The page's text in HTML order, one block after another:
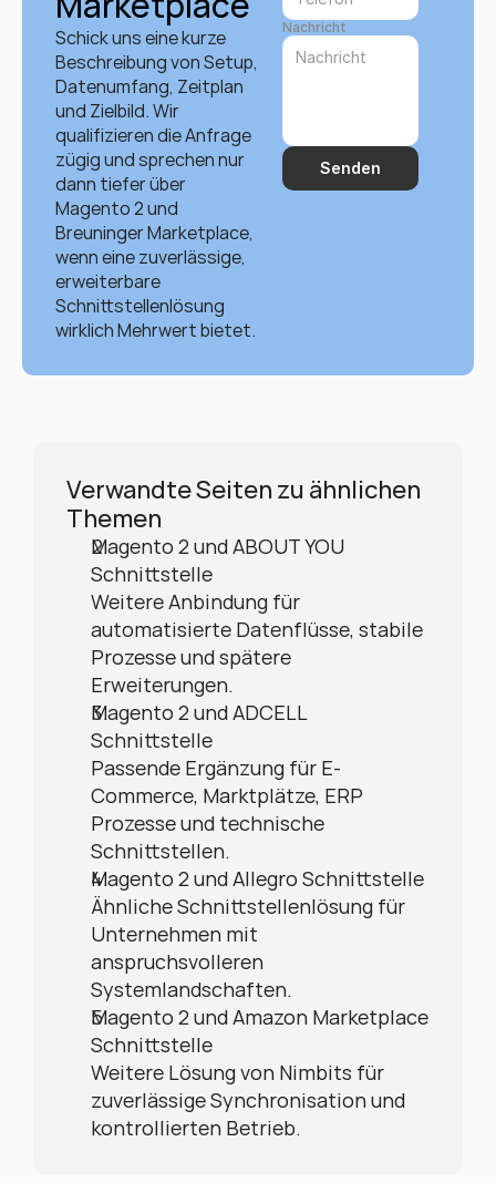
Schick uns eine kurze
Beschreibung von Setup,
Datenumfang, Zeitplan
und Zielbild. Wir
qualifizieren die Anfrage
zügig und sprechen nur
dann tiefer über
Magento 2 und
Breuninger Marketplace,
wenn eine zuverlässige,
erweiterbare
Schnittstellenlösung
wirklich Mehrwert bietet.
Nachricht
Senden
Verwandte Seiten zu ähnlichen
Themen
Magento 2 und ABOUT YOU
Schnittstelle
Weitere Anbindung für
automatisierte Datenflüsse, stabile
Prozesse und spätere
Erweiterungen.
Magento 2 und ADCELL
Schnittstelle
Passende Ergänzung für E-
Commerce, Marktplätze, ERP
Prozesse und technische
Schnittstellen.
Magento 2 und Allegro Schnittstelle
Ähnliche Schnittstellenlösung für
Unternehmen mit
anspruchsvolleren
Systemlandschaften.
Magento 2 und Amazon Marketplace
Schnittstelle
Weitere Lösung von Nimbits für
zuverlässige Synchronisation und
kontrollierten Betrieb.